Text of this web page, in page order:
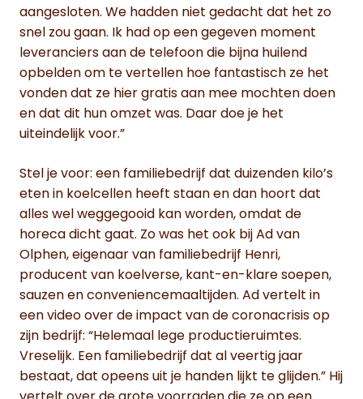
aangesloten. We hadden niet gedacht dat het zo
snel zou gaan. Ik had op een gegeven moment
leveranciers aan de telefoon die bijna huilend
opbelden om te vertellen hoe fantastisch ze het
vonden dat ze hier gratis aan mee mochten doen
en dat dit hun omzet was. Daar doe je het
uiteindelijk voor.”
Stel je voor: een familiebedrijf dat duizenden kilo’s
eten in koelcellen heeft staan en dan hoort dat
alles wel weggegooid kan worden, omdat de
horeca dicht gaat. Zo was het ook bij Ad van
Olphen, eigenaar van familiebedrijf Henri,
producent van koelverse, kant-en-klare soepen,
sauzen en conveniencemaaltijden. Ad vertelt in
een video over de impact van de coronacrisis op
zijn bedrijf: “Helemaal lege productieruimtes.
Vreselijk. Een familiebedrijf dat al veertig jaar
bestaat, dat opeens uit je handen lijkt te glijden.” Hij